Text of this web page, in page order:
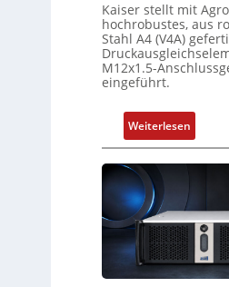
Kaiser stellt mit
hochrobustes, aus
Stahl A4 (V4A)
M12x1.5-
eingeführt.
Weiterlesen:
D
r
k
s